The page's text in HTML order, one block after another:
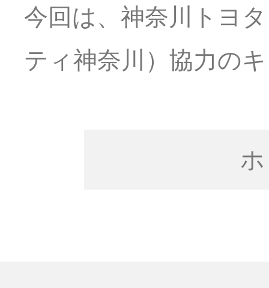
今回は、神奈川トヨ
ティ神奈川）協力の